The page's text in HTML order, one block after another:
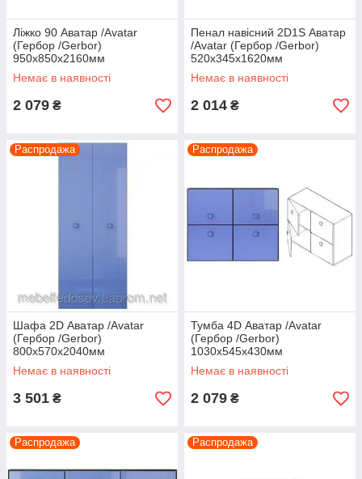
Ліжко 90 Аватар /Avatar
(Гербор /Gerbor)
950х850х2160мм
Немає в наявності
2 079 ₴
Пенал навісний 2D1S Аватар
/Avatar (Гербор /Gerbor)
520х345х1620мм
Немає в наявності
2 014 ₴
Распродажа
Шафа 2D Аватар /Avatar
(Гербор /Gerbor)
800х570х2040мм
Немає в наявності
3 501 ₴
Распродажа
Тумба 4D Аватар /Avatar
(Гербор /Gerbor)
1030х545х430мм
Немає в наявності
2 079 ₴
Распродажа Распродажа